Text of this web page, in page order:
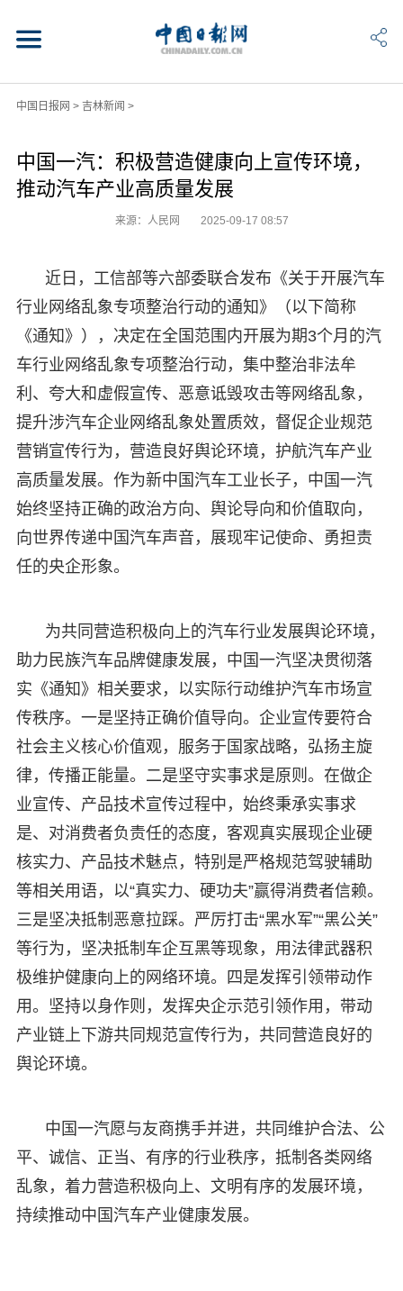
中国日报网 > 吉林新闻 >
中国一汽：积极营造健康向上宣传环境，
推动汽车产业高质量发展
来源：人民网 2025-09-17 08:57
近日，工信部等六部委联合发布《关于开展汽车
行业网络乱象专项整治行动的通知》（以下简称
《通知》），决定在全国范围内开展为期3个月的汽
车行业网络乱象专项整治行动，集中整治非法牟
利、夸大和虚假宣传、恶意诋毁攻击等网络乱象，
提升涉汽车企业网络乱象处置质效，督促企业规范
营销宣传行为，营造良好舆论环境，护航汽车产业
高质量发展。作为新中国汽车工业长子，中国一汽
始终坚持正确的政治方向、舆论导向和价值取向，
向世界传递中国汽车声音，展现牢记使命、勇担责
任的央企形象。
为共同营造积极向上的汽车行业发展舆论环境，
助力民族汽车品牌健康发展，中国一汽坚决贯彻落
实《通知》相关要求，以实际行动维护汽车市场宣
传秩序。一是坚持正确价值导向。企业宣传要符合
社会主义核心价值观，服务于国家战略，弘扬主旋
律，传播正能量。二是坚守实事求是原则。在做企
业宣传、产品技术宣传过程中，始终秉承实事求
是、对消费者负责任的态度，客观真实展现企业硬
核实力、产品技术魅点，特别是严格规范驾驶辅助
等相关用语，以“真实力、硬功夫”赢得消费者信赖。
三是坚决抵制恶意拉踩。严厉打击“黑水军”“黑公关”
等行为，坚决抵制车企互黑等现象，用法律武器积
极维护健康向上的网络环境。四是发挥引领带动作
用。坚持以身作则，发挥央企示范引领作用，带动
产业链上下游共同规范宣传行为，共同营造良好的
舆论环境。
中国一汽愿与友商携手并进，共同维护合法、公
平、诚信、正当、有序的行业秩序，抵制各类网络
乱象，着力营造积极向上、文明有序的发展环境，
持续推动中国汽车产业健康发展。